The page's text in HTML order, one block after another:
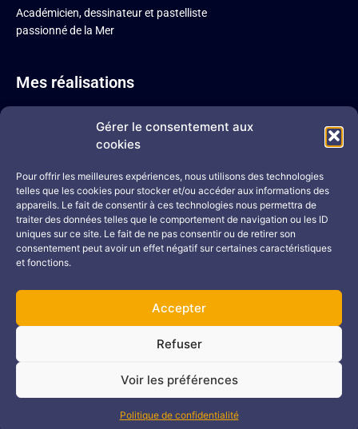
Gérer le consentement aux
cookies
Pour offrir les meilleures expériences, nous utilisons des technologies
telles que les cookies pour stocker et/ou accéder aux informations des
appareils. Le fait de consentir à ces technologies nous permettra de
traiter des données telles que le comportement de navigation ou les ID
uniques sur ce site. Le fait de ne pas consentir ou de retirer son
consentement peut avoir un effet négatif sur certaines caractéristiques
et fonctions.
Accepter
Refuser
Voir les préférences
Politique de confidentialité
Académicien, dessinateur et pastelliste
passionné de la Mer
Mes réalisations
Mine de plomb
Mine de plomb colorisée
Portraits
Me contacter
Mentions légalesPolitique de confidentialité